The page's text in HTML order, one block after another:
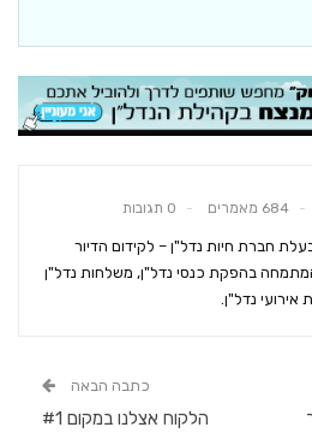
684 מאמרים 0 תגובות
חברת חיות נדל"ן – לקידום הדיור
בהפקת כנסי נדל"ן, משלחות נדל"ן
אירועי נדל"ן.
כתבה הבאה
הלקוח אצלנו במקום #1